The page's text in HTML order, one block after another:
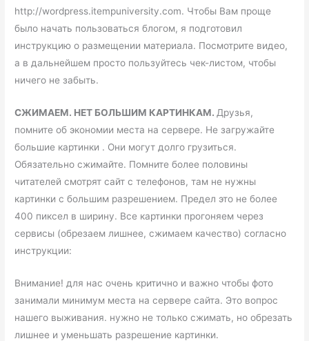
http://wordpress.itempuniversity.com. Чтобы Вам проще
было начать пользоваться блогом, я подготовил
инструкцию о размещении материала. Посмотрите видео,
а в дальнейшем просто пользуйтесь чек-листом, чтобы
ничего не забыть.
СЖИМАЕМ. НЕТ БОЛЬШИМ КАРТИНКАМ. Друзья,
помните об экономии места на сервере. Не загружайте
большие картинки . Они могут долго грузиться.
Обязательно сжимайте. Помните более половины
читателей смотрят сайт с телефонов, там не нужны
картинки с большим разрешением. Предел это не более
400 пиксел в ширину. Все картинки прогоняем через
сервисы (обрезаем лишнее, сжимаем качество) согласно
инструкции:
Внимание! для нас очень критично и важно чтобы фото
занимали минимум места на сервере сайта. Это вопрос
нашего выживания. нужно не только сжимать, но обрезать
лишнее и уменьшать разрешение картинки.